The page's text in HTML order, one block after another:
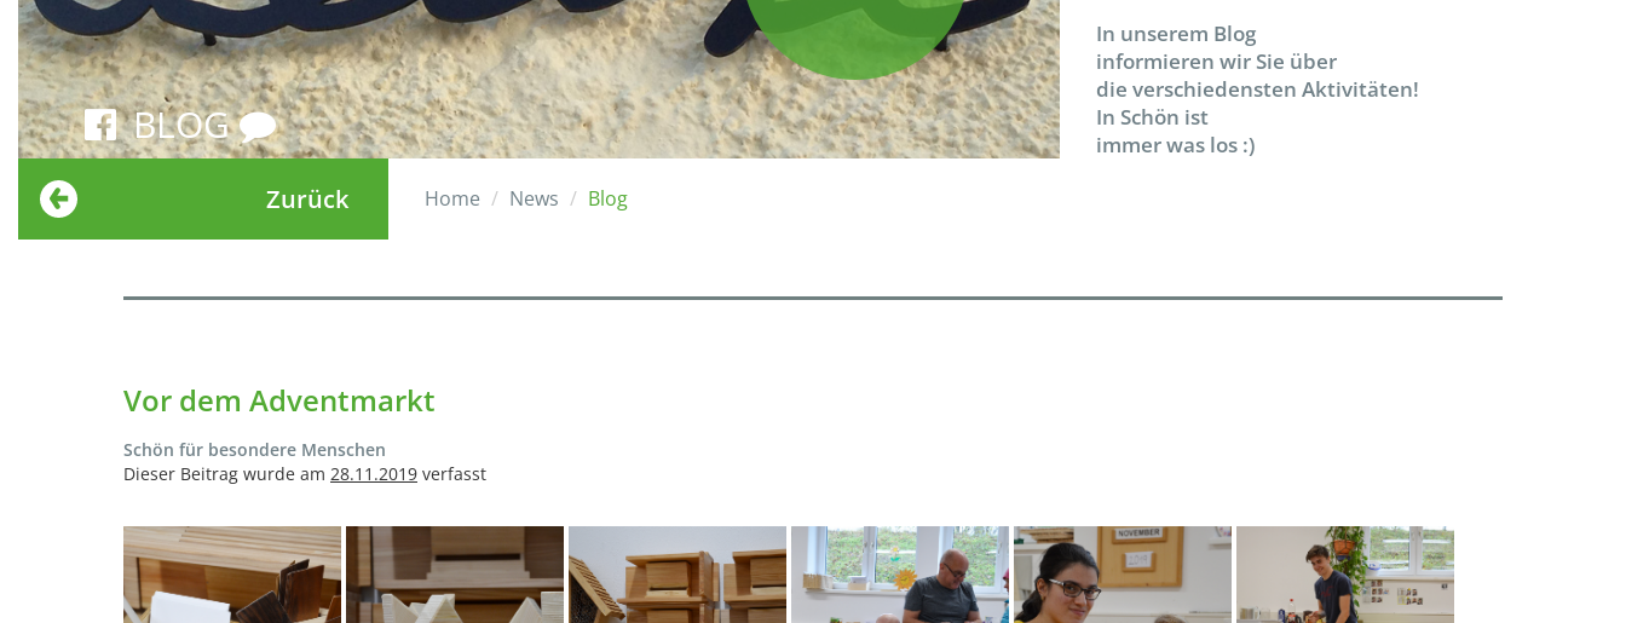
BLOG
In unserem Blog
informieren wir Sie über
die verschiedensten Aktivitäten!
In Schön ist
immer was los :)
Zurück Home News Blog
Vor dem Adventmarkt
Schön für besondere Menschen
Dieser Beitrag wurde am 28.11.2019 verfasst